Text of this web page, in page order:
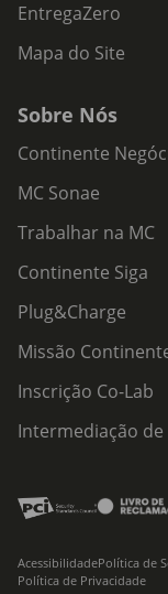
EntregaZero
Mapa do Site
Sobre Nós
Continente
MC Sonae
Trabalhar na MC
Continente Siga
Plug&Charge
Missão
Inscrição Co-Lab
Intermediação
AcessibilidadePolítica de
Política de Privacidade